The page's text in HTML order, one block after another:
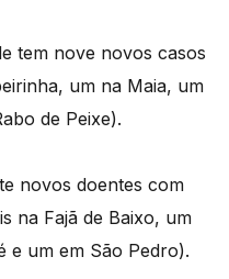
tem nove novos casos
um na Maia, um
de Peixe).
novos doentes com
na Fajã de Baixo, um
e um em São Pedro).